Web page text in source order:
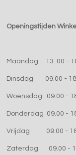
Openingstijden
Maandag 13. 00 -
Dinsdag 09.00 -
Woensdag 09.00 -
Donderdag 09.00 -
Vrijdag 09.00 -
Zaterdag 09.00 -